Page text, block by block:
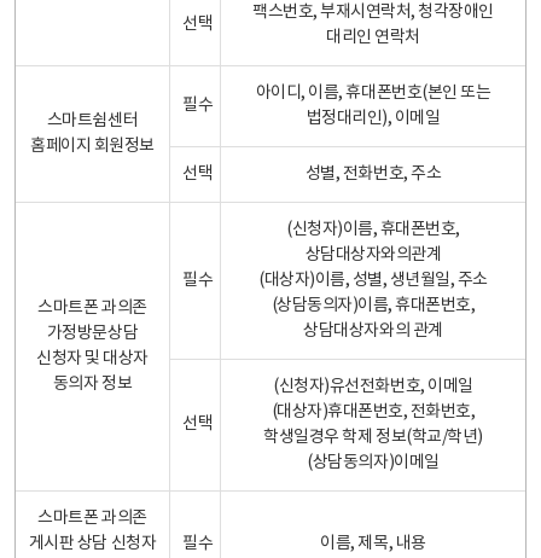
선택
팩스번호, 부재시연락처, 청각장애인
대리인 연락처
스마트쉼센터
홈페이지 회원정보
필수
아이디, 이름, 휴대폰번호(본인 또는
법정대리인), 이메일
선택 성별, 전화번호, 주소
스마트폰 과의존
가정방문상담
신청자 및 대상자
동의자 정보
필수
(신청자)이름, 휴대폰번호,
상담대상자와의관계
(대상자)이름, 성별, 생년월일, 주소
(상담동의자)이름, 휴대폰번호,
상담대상자와의 관계
선택
(신청자)유선전화번호, 이메일
(대상자)휴대폰번호, 전화번호,
학생일경우 학제 정보(학교/학년)
(상담동의자)이메일
스마트폰 과의존
게시판 상담 신청자
필수 이름, 제목, 내용